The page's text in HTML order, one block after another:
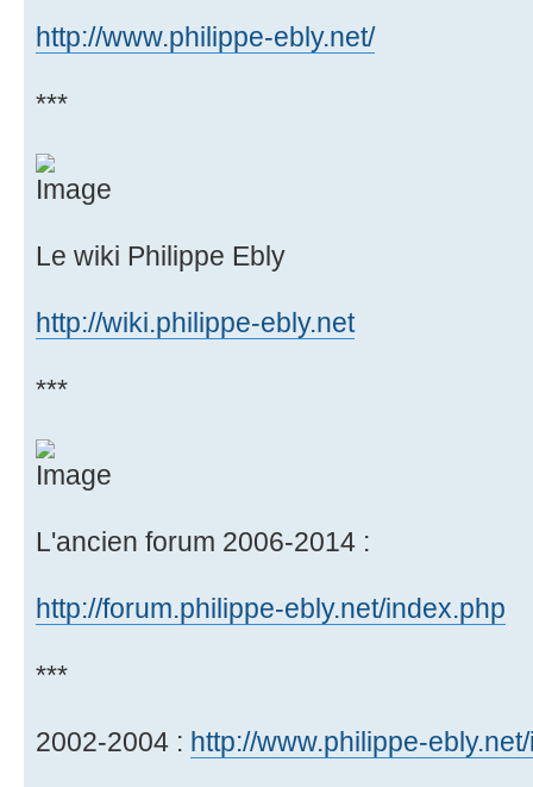
http://www.philippe-ebly.net/
***
Le wiki Philippe Ebly
http://wiki.philippe-ebly.net
***
L'ancien forum 2006-2014 :
http://forum.philippe-ebly.net/index.php
***
2002-2004 : http://www.philippe-